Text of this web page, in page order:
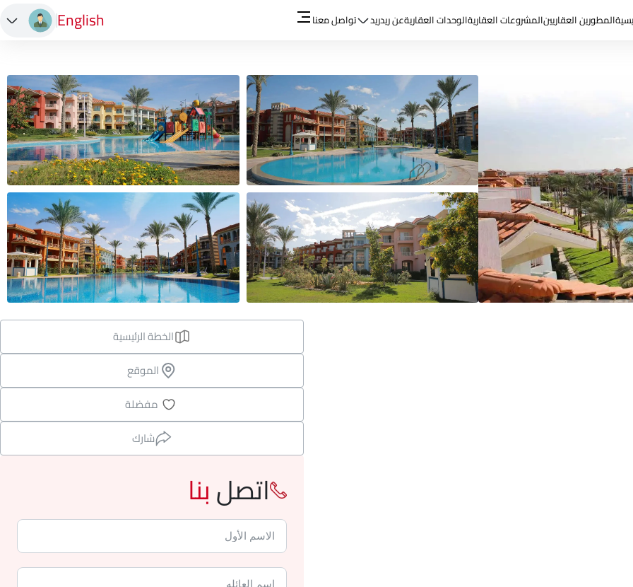
المطورين العقاريينالمشروعات العقاريةالوحدات العقاريةعن ريدريد تواصل معنا English
الخطة الرئيسية
الموقع
مفضلة
شارك
اتصلبنا